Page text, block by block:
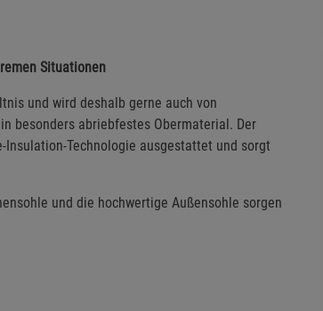
Situationen
und wird deshalb gerne auch von
besonders abriebfestes Obermaterial. Der
Technologie ausgestattet und sorgt
und die hochwertige Außensohle sorgen